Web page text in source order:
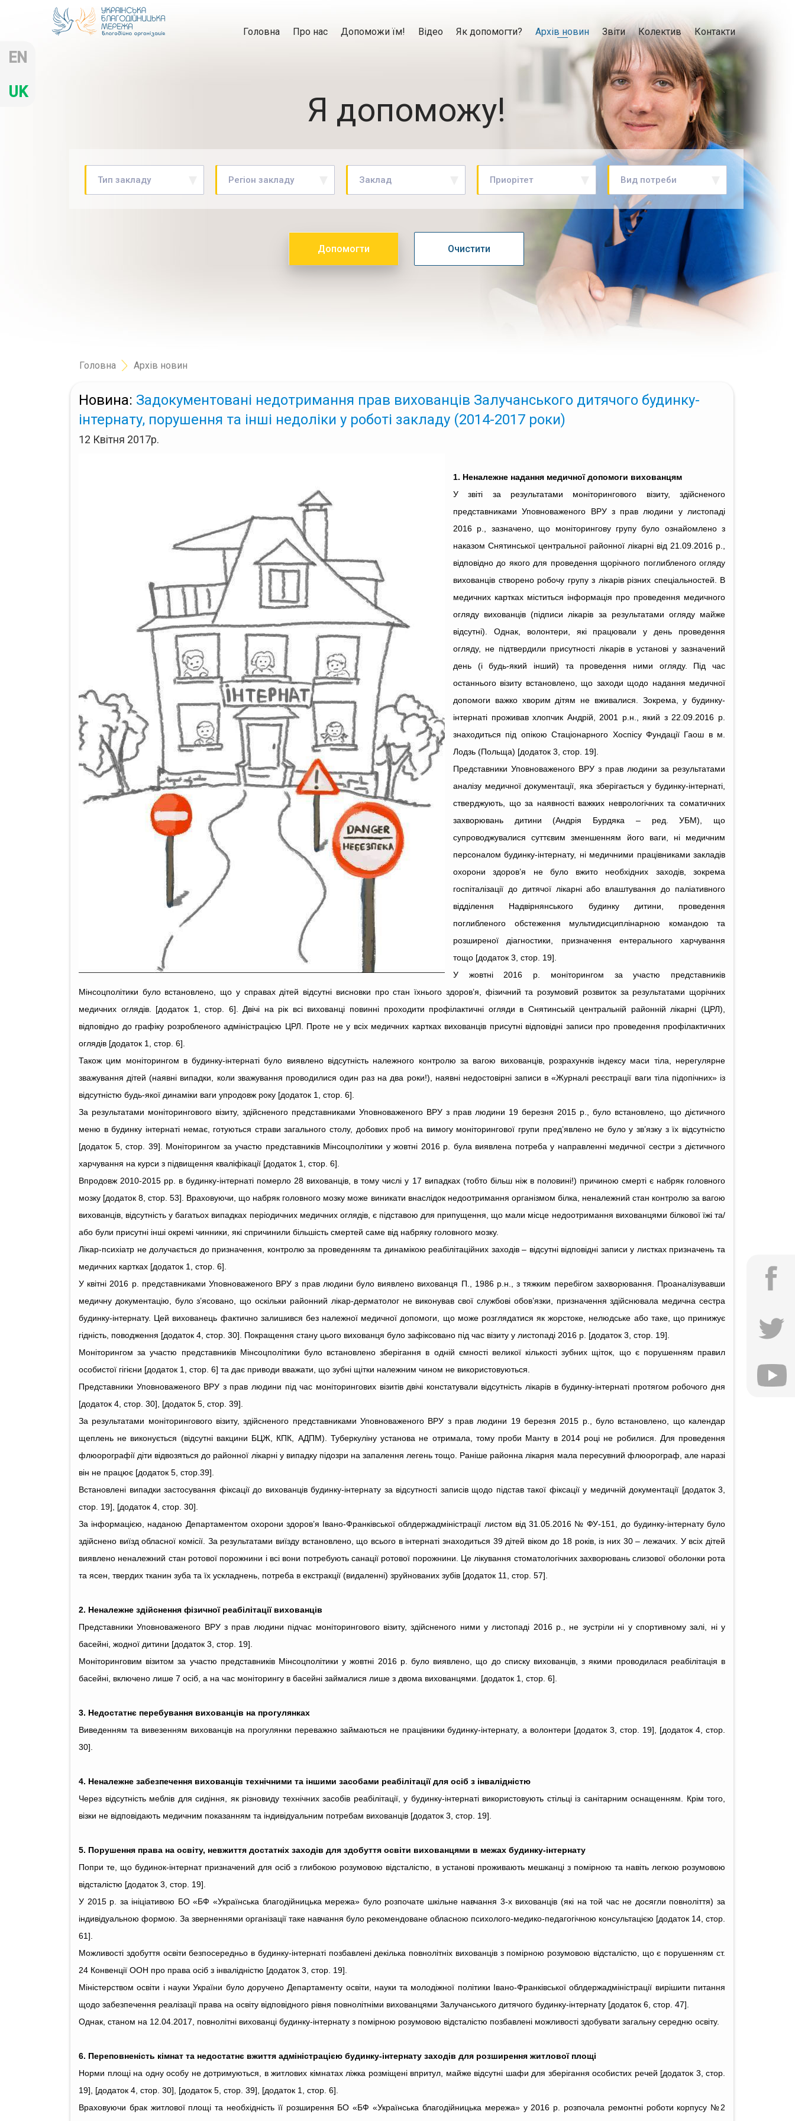
Головна Про нас Допоможи їм! Відео Як допомогти? Архів новин Звіти Колектив Контакти
Я допоможу!
Тип закладу Регіон закладу Заклад Приорітет Вид потреби
Допомогти Очистити
Головна Архів новин
Новина: Задокументовані недотримання прав вихованців Залучанського дитячого будинку-
інтернату, порушення та інші недоліки у роботі закладу (2014-2017 роки)
12 Квітня 2017р.
1. Неналежне надання медичної допомоги вихованцям
У звіті за результатами моніторингового візиту, здійсненого
представниками Уповноваженого ВРУ з прав людини у листопаді
2016 р., зазначено, що моніторингову групу було ознайомлено з
наказом Снятинської центральної районної лікарні від 21.09.2016 р.,
відповідно до якого для проведення щорічного поглибленого огляду
вихованців створено робочу групу з лікарів різних спеціальностей. В
медичних картках міститься інформація про проведення медичного
огляду вихованців (підписи лікарів за результатами огляду майже
відсутні). Однак, волонтери, які працювали у день проведення
огляду, не підтвердили присутності лікарів в установі у зазначений
день (і будь-який інший) та проведення ними огляду. Під час
останнього візиту встановлено, що заходи щодо надання медичної
допомоги важко хворим дітям не вживалися. Зокрема, у будинку-
інтернаті проживав хлопчик Андрій, 2001 р.н., який з 22.09.2016 р.
знаходиться під опікою Стаціонарного Хоспісу Фундації Гаош в м.
Лодзь (Польща) [додаток 3, стор. 19].
Представники Уповноваженого ВРУ з прав людини за результатами
аналізу медичної документації, яка зберігається у будинку-інтернаті,
стверджують, що за наявності важких неврологічних та соматичних
захворювань дитини (Андрія Бурдяка – ред. УБМ), що
супроводжувалися суттєвим зменшенням його ваги, ні медичним
персоналом будинку-інтернату, ні медичними працівниками закладів
охорони здоров’я не було вжито необхідних заходів, зокрема
госпіталізації до дитячої лікарні або влаштування до паліативного
відділення Надвірнянського будинку дитини, проведення
поглибленого обстеження мультидисциплінарною командою та
розширеної діагностики, призначення ентерального харчування
тощо [додаток 3, стор. 19].
У жовтні 2016 р. моніторингом за участю представників
Мінсоцполітики було встановлено, що у справах дітей відсутні висновки про стан їхнього здоров’я, фізичний та розумовий розвиток за результатами щорічних
медичних оглядів. [додаток 1, стор. 6]. Двічі на рік всі вихованці повинні проходити профілактичні огляди в Снятинській центральній районній лікарні (ЦРЛ),
відповідно до графіку розробленого адміністрацією ЦРЛ. Проте не у всіх медичних картках вихованців присутні відповідні записи про проведення профілактичних
оглядів [додаток 1, стор. 6].
Також цим моніторингом в будинку-інтернаті було виявлено відсутність належного контролю за вагою вихованців, розрахунків індексу маси тіла, нерегулярне
зважування дітей (наявні випадки, коли зважування проводилися один раз на два роки!), наявні недостовірні записи в «Журналі реєстрації ваги тіла підопічних» із
відсутністю будь-якої динаміки ваги упродовж року [додаток 1, стор. 6].
За результатами моніторингового візиту, здійсненого представниками Уповноваженого ВРУ з прав людини 19 березня 2015 р., було встановлено, що дієтичного
меню в будинку інтернаті немає, готуються страви загального столу, добових проб на вимогу моніторингової групи пред’явлено не було у зв’язку з їх відсутністю
[додаток 5, стор. 39]. Моніторингом за участю представників Мінсоцполітики у жовтні 2016 р. була виявлена потреба у направленні медичної сестри з дієтичного
харчування на курси з підвищення кваліфікації [додаток 1, стор. 6].
Впродовж 2010-2015 рр. в будинку-інтернаті померло 28 вихованців, в тому числі у 17 випадках (тобто більш ніж в половині!) причиною смерті є набряк головного
мозку [додаток 8, стор. 53]. Враховуючи, що набряк головного мозку може виникати внаслідок недоотримання організмом білка, неналежний стан контролю за вагою
вихованців, відсутність у багатьох випадках періодичних медичних оглядів, є підставою для припущення, що мали місце недоотримання вихованцями білкової їжі та/
або були присутні інші окремі чинники, які спричинили більшість смертей саме від набряку головного мозку.
Лікар-психіатр не долучається до призначення, контролю за проведенням та динамікою реабілітаційних заходів – відсутні відповідні записи у листках призначень та
медичних картках [додаток 1, стор. 6].
У квітні 2016 р. представниками Уповноваженого ВРУ з прав людини було виявлено вихованця П., 1986 р.н., з тяжким перебігом захворювання. Проаналізувавши
медичну документацію, було з’ясовано, що оскільки районний лікар-дерматолог не виконував свої службові обов’язки, призначення здійснювала медична сестра
будинку-інтернату. Цей вихованець фактично залишився без належної медичної допомоги, що може розглядатися як жорстоке, нелюдське або таке, що принижує
гідність, поводження [додаток 4, стор. 30]. Покращення стану цього вихованця було зафіксовано під час візиту у листопаді 2016 р. [додаток 3, стор. 19].
Моніторингом за участю представників Мінсоцполітики було встановлено зберігання в одній ємності великої кількості зубних щіток, що є порушенням правил
особистої гігієни [додаток 1, стор. 6] та дає приводи вважати, що зубні щітки належним чином не використовуються.
Представники Уповноваженого ВРУ з прав людини під час моніторингових візитів двічі констатували відсутність лікарів в будинку-інтернаті протягом робочого дня
[додаток 4, стор. 30], [додаток 5, стор. 39].
За результатами моніторингового візиту, здійсненого представниками Уповноваженого ВРУ з прав людини 19 березня 2015 р., було встановлено, що календар
щеплень не виконується (відсутні вакцини БЦЖ, КПК, АДПМ). Туберкуліну установа не отримала, тому проби Манту в 2014 році не робилися. Для проведення
флюорографії діти відвозяться до районної лікарні у випадку підозри на запалення легень тощо. Раніше районна лікарня мала пересувний флюорограф, але наразі
він не працює [додаток 5, стор.39].
Встановлені випадки застосування фіксації до вихованців будинку-інтернату за відсутності записів щодо підстав такої фіксації у медичній документації [додаток 3,
стор. 19], [додаток 4, стор. 30].
За інформацією, наданою Департаментом охорони здоров’я Івано-Франківської облдержадміністрації листом від 31.05.2016 № ФУ-151, до будинку-інтернату було
здійснено виїзд обласної комісії. За результатами виїзду встановлено, що всього в інтернаті знаходиться 39 дітей віком до 18 років, із них 30 – лежачих. У всіх дітей
виявлено неналежний стан ротової порожнини і всі вони потребують санації ротової порожнини. Це лікування стоматологічних захворювань слизової оболонки рота
та ясен, твердих тканин зуба та їх ускладнень, потреба в екстракції (видаленні) зруйнованих зубів [додаток 11, стор. 57].
2. Неналежне здійснення фізичної реабілітації вихованців
Представники Уповноваженого ВРУ з прав людини підчас моніторингового візиту, здійсненого ними у листопаді 2016 р., не зустріли ні у спортивному залі, ні у
басейні, жодної дитини [додаток 3, стор. 19].
Моніторинговим візитом за участю представників Мінсоцполітики у жовтні 2016 р. було виявлено, що до списку вихованців, з якими проводилася реабілітація в
басейні, включено лише 7 осіб, а на час моніторингу в басейні займалися лише з двома вихованцями. [додаток 1, стор. 6].
3. Недостатнє перебування вихованців на прогулянках
Виведенням та вивезенням вихованців на прогулянки переважно займаються не працівники будинку-інтернату, а волонтери [додаток 3, стор. 19], [додаток 4, стор.
30].
4. Неналежне забезпечення вихованців технічними та іншими засобами реабілітації для осіб з інвалідністю
Через відсутність меблів для сидіння, як різновиду технічних засобів реабілітації, у будинку-інтернаті використовують стільці із санітарним оснащенням. Крім того,
візки не відповідають медичним показанням та індивідуальним потребам вихованців [додаток 3, стор. 19].
5. Порушення права на освіту, невжиття достатніх заходів для здобуття освіти вихованцями в межах будинку-інтернату
Попри те, що будинок-інтернат призначений для осіб з глибокою розумовою відсталістю, в установі проживають мешканці з помірною та навіть легкою розумовою
відсталістю [додаток 3, стор. 19].
У 2015 р. за ініціативою БО «БФ «Українська благодійницька мережа» було розпочате шкільне навчання 3-х вихованців (які на той час не досягли повноліття) за
індивідуальною формою. За зверненнями організації таке навчання було рекомендоване обласною психолого-медико-педагогічною консультацією [додаток 14, стор.
61].
Можливості здобуття освіти безпосередньо в будинку-інтернаті позбавлені декілька повнолітніх вихованців з помірною розумовою відсталістю, що є порушенням ст.
24 Конвенції ООН про права осіб з інвалідністю [додаток 3, стор. 19].
Міністерством освіти і науки України було доручено Департаменту освіти, науки та молодіжної політики Івано-Франківської облдержадміністрації вирішити питання
щодо забезпечення реалізації права на освіту відповідного рівня повнолітніми вихованцями Залучанського дитячого будинку-інтернату [додаток 6, стор. 47].
Однак, станом на 12.04.2017, повнолітні вихованці будинку-інтернату з помірною розумовою відсталістю позбавлені можливості здобувати загальну середню освіту.
6. Переповненість кімнат та недостатнє вжиття адміністрацією будинку-інтернату заходів для розширення житлової площі
Норми площі на одну особу не дотримуються, в житлових кімнатах ліжка розміщені впритул, майже відсутні шафи для зберігання особистих речей [додаток 3, стор.
19], [додаток 4, стор. 30], [додаток 5, стор. 39], [додаток 1, стор. 6].
Враховуючи брак житлової площі та необхідність її розширення БО «БФ «Українська благодійницька мережа» у 2016 р. розпочала ремонтні роботи корпусу №2
EN
UK